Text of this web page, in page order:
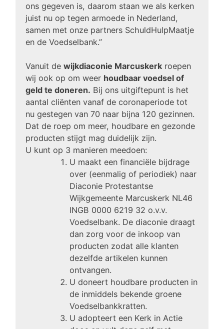
ons gegeven is, daarom staan we als kerken
juist nu op tegen armoede in Nederland,
samen met onze partners SchuldHulpMaatje
en de Voedselbank.”
Vanuit de wijkdiaconie Marcuskerk roepen
wij ook op om weer houdbaar voedsel of
geld te doneren. Bij ons uitgiftepunt is het
aantal cliënten vanaf de coronaperiode tot
nu gestegen van 70 naar bijna 120 gezinnen.
Dat de roep om meer, houdbare en gezonde
producten stijgt mag duidelijk zijn.
U kunt op 3 manieren meedoen:
U maakt een financiële bijdrage
over (eenmalig of periodiek) naar
Diaconie Protestantse
Wijkgemeente Marcuskerk NL46
INGB 0000 6219 32 o.v.v.
Voedselbank. De diaconie draagt
dan zorg voor de inkoop van
producten zodat alle klanten
dezelfde artikelen kunnen
ontvangen.
U doneert houdbare producten in
de inmiddels bekende groene
Voedselbankkratten.
U adopteert een Kerk in Actie